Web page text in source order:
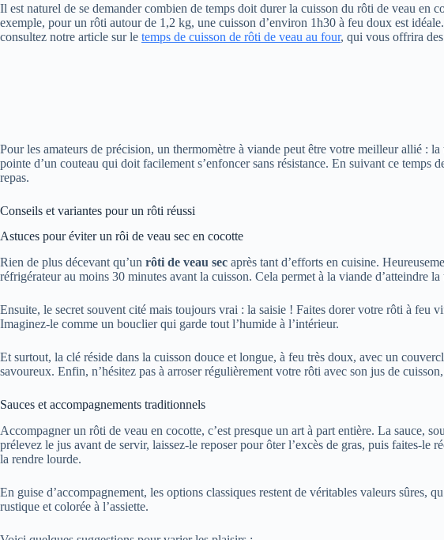
Il est naturel de se demander combien de temps doit durer la cuisson du rôti de veau en
exemple, pour un rôti autour de 1,2 kg, une cuisson d’environ 1h30 à feu doux est
consultez notre article sur le temps de cuisson de rôti de veau au four, qui vous offrira
Pour les amateurs de précision, un thermomètre à viande peut être votre meilleur allié :
pointe d’un couteau qui doit facilement s’enfoncer sans résistance. En suivant ce
repas.
Conseils et variantes pour un rôti réussi
Astuces pour éviter un rôi de veau sec en cocotte
Rien de plus décevant qu’un rôti de veau sec après tant d’efforts en cuisine.
réfrigérateur au moins 30 minutes avant la cuisson. Cela permet à la viande d’atteindre
Ensuite, le secret souvent cité mais toujours vrai : la saisie ! Faites dorer votre rôti à feu
Imaginez-le comme un bouclier qui garde tout l’humide à l’intérieur.
Et surtout, la clé réside dans la cuisson douce et longue, à feu très doux, avec un
savoureux. Enfin, n’hésitez pas à arroser régulièrement votre rôti avec son jus de
Sauces et accompagnements traditionnels
Accompagner un rôti de veau en cocotte, c’est presque un art à part entière. La sauce,
prélevez le jus avant de servir, laissez-le reposer pour ôter l’excès de gras, puis faites-le
la rendre lourde.
En guise d’accompagnement, les options classiques restent de véritables valeurs sûres,
rustique et colorée à l’assiette.